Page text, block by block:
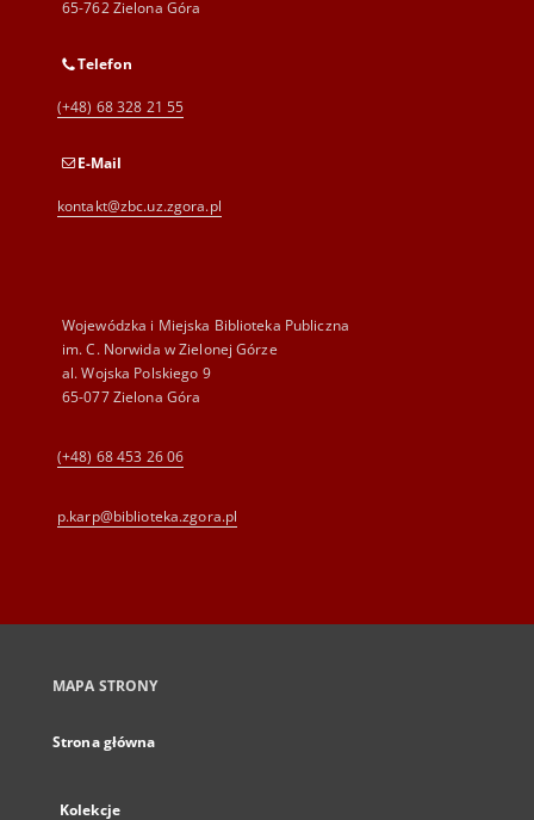
65-762 Zielona Góra
Telefon
(+48) 68 328 21 55
E-Mail
kontakt@zbc.uz.zgora.pl
Wojewódzka i Miejska Biblioteka Publiczna
im. C. Norwida w Zielonej Górze
al. Wojska Polskiego 9
65-077 Zielona Góra
(+48) 68 453 26 06
p.karp@biblioteka.zgora.pl
MAPA STRONY
Strona główna
Kolekcje